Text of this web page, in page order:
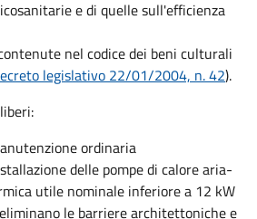
e di quelle sull'efficienza
nel codice dei beni culturali
legislativo 22/01/2004, n. 42).
ordinaria
delle pompe di calore aria-
utile nominale inferiore a 12 kW
le barriere architettoniche e